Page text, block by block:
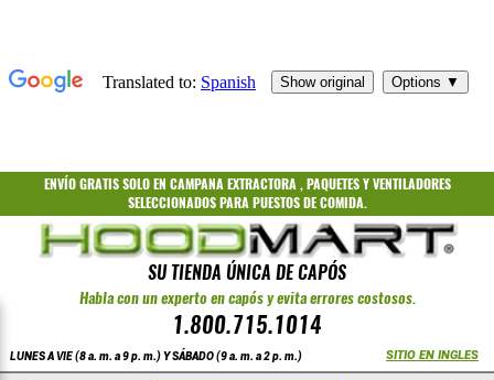
ENVÍO GRATISSOLO EN CAMPANA EXTRACTORA ,PAQUETESYVENTILADORES
SELECCIONADOS PARA PUESTOS DE COMIDA.
SU TIENDA ÚNICA DE CAPÓS
Habla con un experto en capós y evita errores costosos.
1.800.715.1014
LUNES A VIE (8 a. m. a 9 p. m.) Y SÁBADO (9 a. m. a 2 p. m.) SITIO EN INGLES